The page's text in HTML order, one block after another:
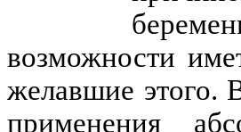
возможности
желавшие этого.
применения